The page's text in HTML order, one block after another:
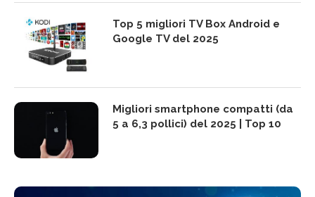
Top 5 migliori TV Box Android e
Google TV del 2025
Migliori smartphone compatti (da
5 a 6,3 pollici) del 2025 | Top 10